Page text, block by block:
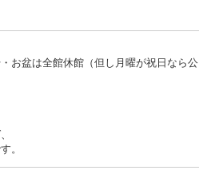
お盆は全館休館（但し月曜が祝日なら公
。